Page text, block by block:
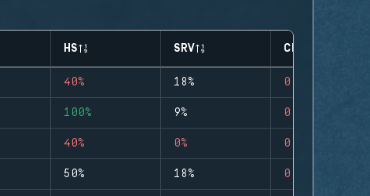
HS SRV CLUTCHES
40% 18% 0
100% 9% 0
40% 0% 0
50% 18% 0